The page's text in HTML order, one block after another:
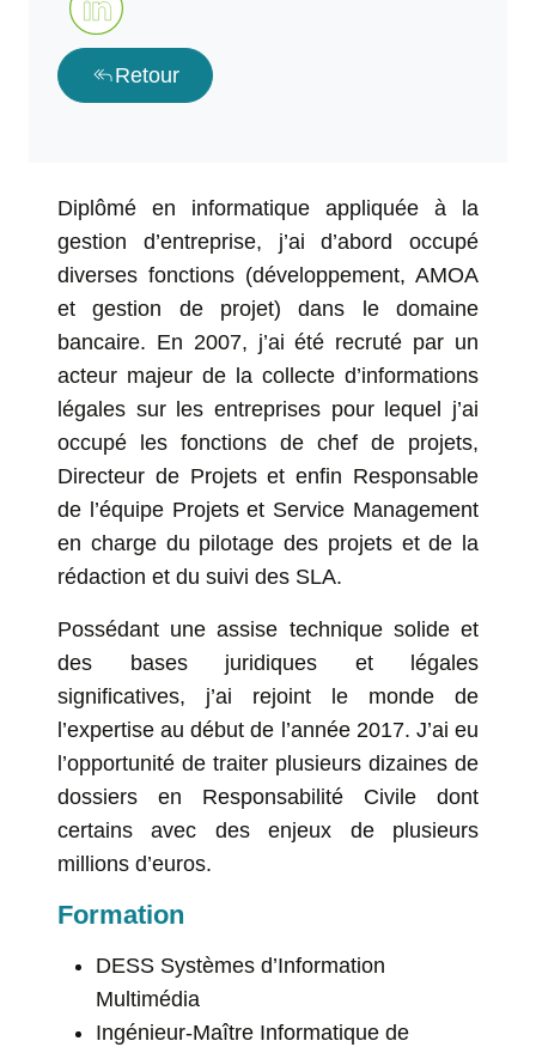
reply_allRetour
Diplômé en informatique appliquée à la
gestion d’entreprise, j’ai d’abord occupé
diverses fonctions (développement, AMOA
et gestion de projet) dans le domaine
bancaire. En 2007, j’ai été recruté par un
acteur majeur de la collecte d’informations
légales sur les entreprises pour lequel j’ai
occupé les fonctions de chef de projets,
Directeur de Projets et enfin Responsable
de l’équipe Projets et Service Management
en charge du pilotage des projets et de la
rédaction et du suivi des SLA.
Possédant une assise technique solide et
des bases juridiques et légales
significatives, j’ai rejoint le monde de
l’expertise au début de l’année 2017. J’ai eu
l’opportunité de traiter plusieurs dizaines de
dossiers en Responsabilité Civile dont
certains avec des enjeux de plusieurs
millions d’euros.
Formation
DESS Systèmes d’Information
Multimédia
Ingénieur-Maître Informatique de